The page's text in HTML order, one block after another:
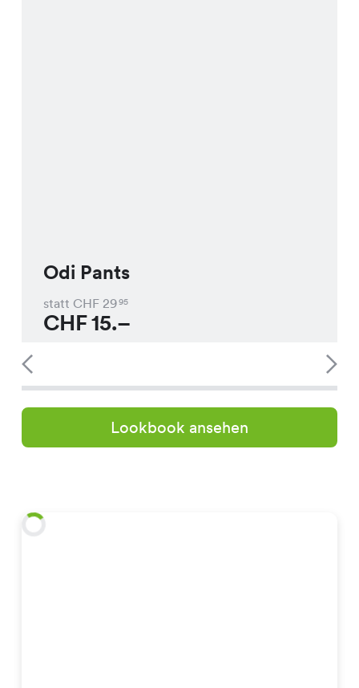
Odi Pants
statt CHF 2995
CHF15.–
Lookbook ansehen